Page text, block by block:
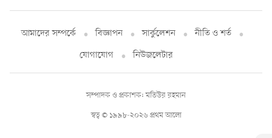
আমাদের সম্পর্কে বিজ্ঞাপন সার্কুলেশন
নীতি ও শর্ত
যোগাযোগ
নিউজলেটার
স্বত্ব © ১৯৯৮-২০২৬ প্রথম আলো
সম্পাদক ও প্রকাশক: মতিউর রহমান